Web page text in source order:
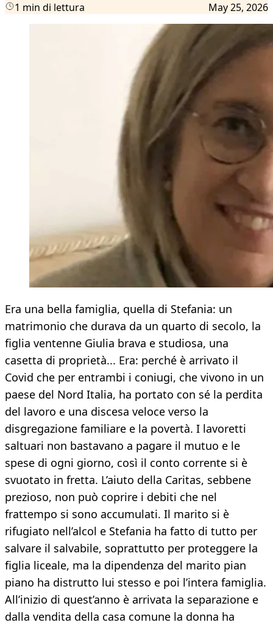
1 min di lettura May 25, 2026
Era una bella famiglia, quella di Stefania: un
matrimonio che durava da un quarto di secolo, la
figlia ventenne Giulia brava e studiosa, una
casetta di proprietà... Era: perché è arrivato il
Covid che per entrambi i coniugi, che vivono in un
paese del Nord Italia, ha portato con sé la perdita
del lavoro e una discesa veloce verso la
disgregazione familiare e la povertà. I lavoretti
saltuari non bastavano a pagare il mutuo e le
spese di ogni giorno, così il conto corrente si è
svuotato in fretta. L’aiuto della Caritas, sebbene
prezioso, non può coprire i debiti che nel
frattempo si sono accumulati. Il marito si è
rifugiato nell’alcol e Stefania ha fatto di tutto per
salvare il salvabile, soprattutto per proteggere la
figlia liceale, ma la dipendenza del marito pian
piano ha distrutto lui stesso e poi l’intera famiglia.
All’inizio di quest’anno è arrivata la separazione e
dalla vendita della casa comune la donna ha